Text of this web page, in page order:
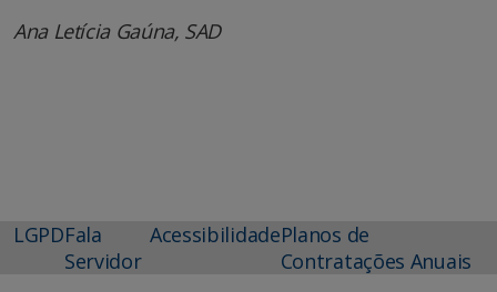
Ana Letícia Gaúna, SAD
LGPDFala
Servidor
AcessibilidadePlanos de
Contratações Anuais